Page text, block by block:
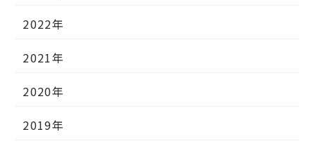
2022年
2021年
2020年
2019年